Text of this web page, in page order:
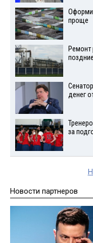
проще
Ремонт
денег
за
Новости партнеров